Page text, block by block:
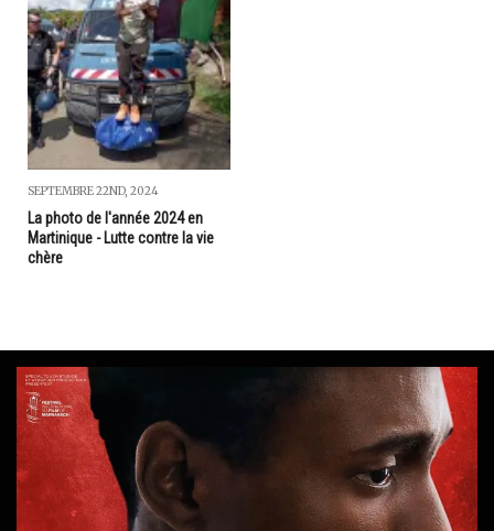
SEPTEMBRE 22ND, 2024
La photo de l'année 2024 en
Martinique - Lutte contre la vie
chère